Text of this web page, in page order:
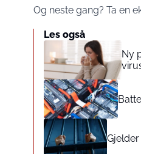
Og neste gang? Ta en
Les også
Ny
Gjelder